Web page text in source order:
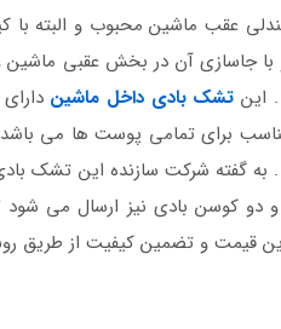
عقب ماشین محبوب و البته
استانداردسازی شده است و با جاسازی
این تشک بادی داخل ماشین
برای تمامی پوست ها می باشد
بادی نیز ارسال می شود تا
قیمت و تضمین کیفیت از